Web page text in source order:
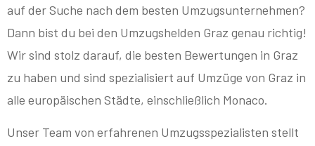
auf der Suche nach dem besten Umzugsunternehmen?
Dann bist du bei den Umzugshelden Graz genau richtig!
Wir sind stolz darauf, die besten Bewertungen in Graz
zu haben und sind spezialisiert auf Umzüge von Graz in
alle europäischen Städte, einschließlich Monaco.
Unser Team von erfahrenen Umzugsspezialisten stellt